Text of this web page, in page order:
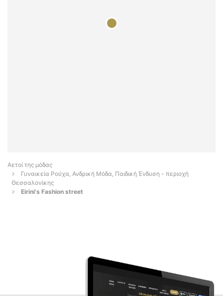
Αετοί της μόδας
Γυναικεία Ρούχα, Ανδρική Μόδα, Παιδική Ένδυση - περιοχή
Θεσσαλονίκης
Eirini's Fashion street